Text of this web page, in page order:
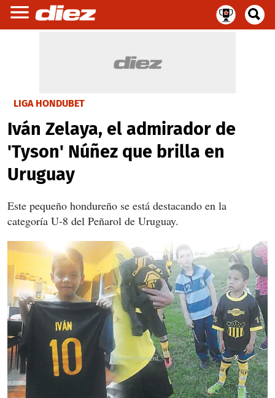
LIGA HONDUBET
Iván Zelaya, el admirador de
'Tyson' Núñez que brilla en
Uruguay
Este pequeño hondureño se está destacando en la
categoría U-8 del Peñarol de Uruguay.
X
X
X